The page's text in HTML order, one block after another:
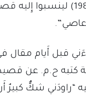
غامضة سنة 1980) لينسبوا
عاصي”.
قبل أَيام مقال
كتبه ح.م. عن
“راودَني شكٌّ كبيرٌ